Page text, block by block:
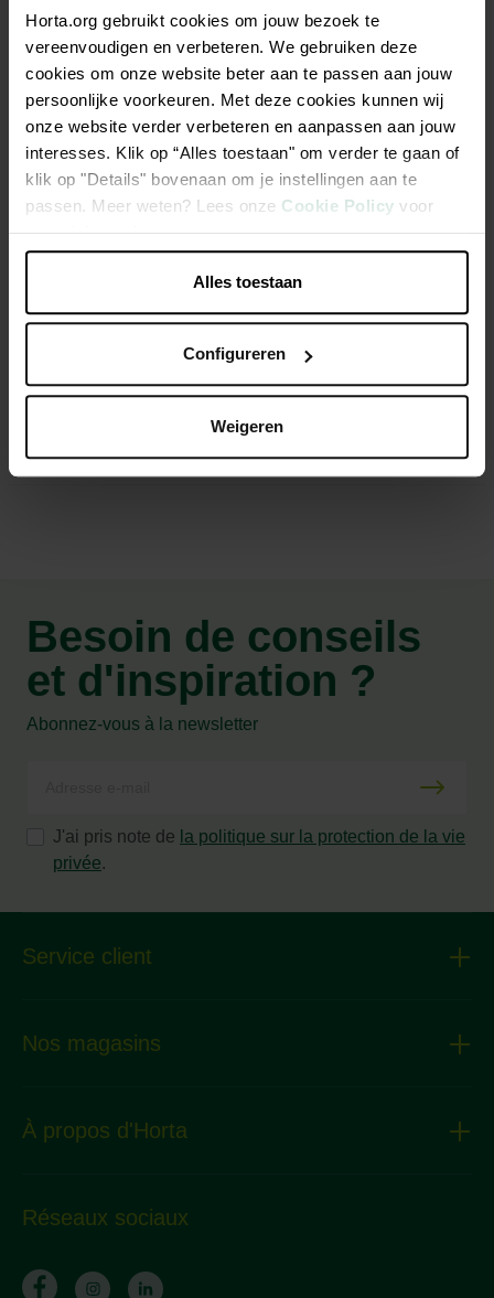
Horta.org gebruikt cookies om jouw bezoek te
vereenvoudigen en verbeteren. We gebruiken deze
cookies om onze website beter aan te passen aan jouw
persoonlijke voorkeuren. Met deze cookies kunnen wij
onze website verder verbeteren en aanpassen aan jouw
interesses. Klik op “Alles toestaan" om verder te gaan of
klik op "Details" bovenaan om je instellingen aan te
passen. Meer weten? Lees onze Cookie Policy voor
meer informatie.
Alles toestaan
Configureren
Weigeren
Description
Engrais organo-minéral en émiette à effet prolongé. L’effet
anti-mousse de ce produit est possible grâce à la présence
de chélate de fer et sulfate de fer. Ce produit ne tache ni le
béton, ni les vêtements et est enrichi avec des bactéries
bénéfiques qui transforment les déchets organiques en
nutriments utiles. Fonctionne durant 3 mois.
Le produit ne tache pas
des matières mortes
20 kg, suffisant pour 200 m²
Besoin de conseils
et d'inspiration ?
Abonnez-vous à la newsletter
J'ai pris note de la politique sur la protection de la vie
privée.
Service client
Nos magasins
À propos d'Horta
Réseaux sociaux